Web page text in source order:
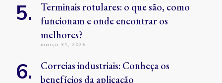
Terminais rotulares: o que são, como
funcionam e onde encontrar os
melhores?
março 31, 2026
Correias industriais: Conheça os
benefícios da aplicação